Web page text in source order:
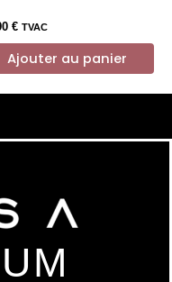
€ TVAC
Ajouter au panier